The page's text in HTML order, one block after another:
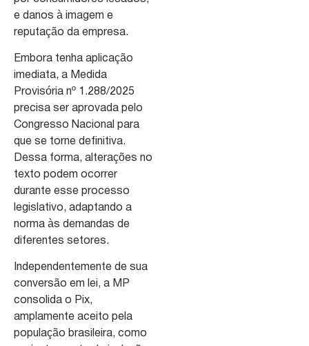
e danos à imagem e
reputação da empresa.
Embora tenha aplicação
imediata, a Medida
Provisória nº 1.288/2025
precisa ser aprovada pelo
Congresso Nacional para
que se torne definitiva.
Dessa forma, alterações no
texto podem ocorrer
durante esse processo
legislativo, adaptando a
norma às demandas de
diferentes setores.
Independentemente de sua
conversão em lei, a MP
consolida o Pix,
amplamente aceito pela
população brasileira, como